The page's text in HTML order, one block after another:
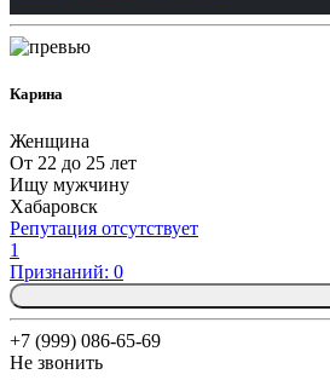
Карина
Женщина
От 22 до 25 лет
Ищу мужчину
Хабаровск
Репутация отсутствует
1
Признаний: 0
+7 (999) 086-65-69
Не звонить